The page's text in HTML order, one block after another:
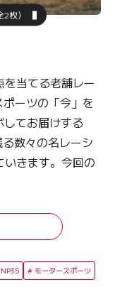
枚）
当てる老舗レー
ーツの「今」を
てお届けする
数々の名レーシ
きます。今回の
モータースポーツ